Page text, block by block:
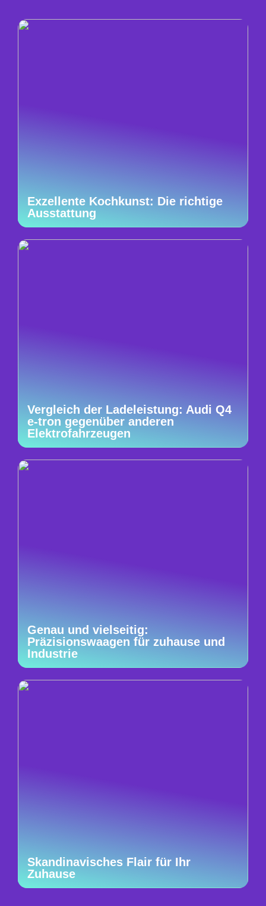
Exzellente Kochkunst: Die richtige
Ausstattung
Vergleich der Ladeleistung: Audi Q4
e-tron gegenüber anderen
Elektrofahrzeugen
Genau und vielseitig:
Präzisionswaagen für zuhause und
Industrie
Skandinavisches Flair für Ihr
Zuhause